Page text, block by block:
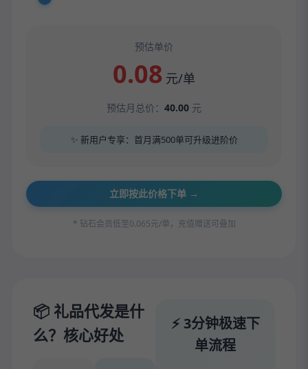
预估单价
0.08 元/单
预估月总价： 40.00 元
✨ 新用户专享：首月满500单可升级进阶价
立即按此价格下单 →
* 钻石会员低至0.065元/单，充值赠送可叠加
📦 礼品代发是什
么？核心好处
⚡ 3分钟极速下
单流程